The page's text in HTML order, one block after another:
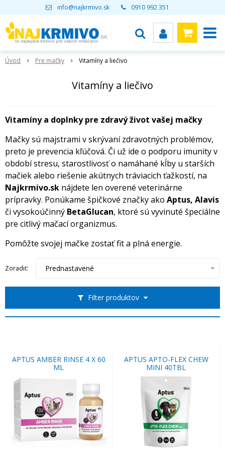
info@najkrmivo.sk 0910 992 351
Úvod Pre mačky Vitamíny a liečivo
Vitamíny a liečivo
Vitamíny a doplnky pre zdravý život vašej mačky
Mačky sú majstrami v skrývaní zdravotných problémov,
preto je prevencia kľúčová. Či už ide o podporu imunity v
období stresu, starostlivosť o namáhané kĺby u starších
mačiek alebo riešenie akútnych tráviacich ťažkostí, na
Najkrmivo.sk nájdete len overené veterinárne
prípravky. Ponúkame špičkové značky ako Aptus, Alavis
či vysokoúčinný BetaGlucan, ktoré sú vyvinuté špeciálne
pre citlivý mačací organizmus.
Pomôžte svojej mačke zostať fit a plná energie.
Filter produktov
Zoradiť: Prednastavené
APTUS AMBER RINSE 4 X 60
ML
APTUS APTO-FLEX CHEW
MINI 40TBL